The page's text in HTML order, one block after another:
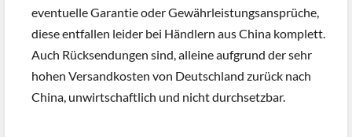
eventuelle Garantie oder Gewährleistungsansprüche,
diese entfallen leider bei Händlern aus China komplett.
Auch Rücksendungen sind, alleine aufgrund der sehr
hohen Versandkosten von Deutschland zurück nach
China, unwirtschaftlich und nicht durchsetzbar.